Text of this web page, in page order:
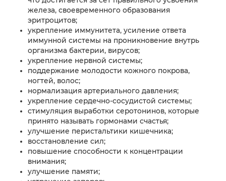
железа, своевременного образования
эритроцитов;
укрепление иммунитета, усиление ответа
иммунной системы на проникновение внутрь
организма бактерии, вирусов;
укрепление нервной системы;
поддержание молодости кожного покрова,
ногтей, волос;
нормализация артериального давления;
укрепление сердечно-сосудистой системы;
стимуляция выработки серотонинов, которые
принято называть гормонами счастья;
улучшение перистальтики кишечника;
восстановление сил;
повышение способности к концентрации
внимания;
улучшение памяти;